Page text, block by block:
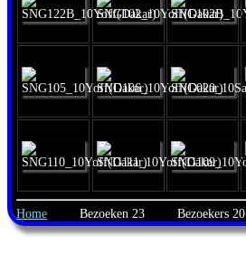
Home Bezoeken 23 Bezoekers 20